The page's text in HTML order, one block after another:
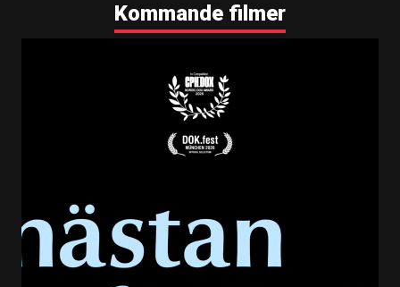
Kommande filmer